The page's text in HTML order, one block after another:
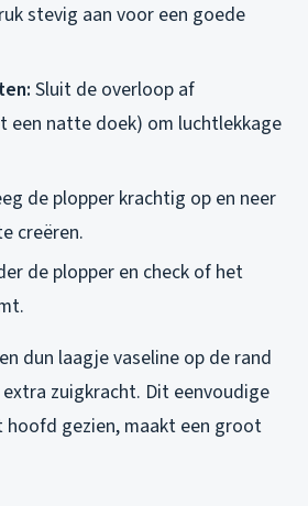
stevig aan voor een goede
Sluit de overloop af
een natte doek) om luchtlekkage
de plopper krachtig op en neer
creëren.
de plopper en check of het
dun laagje vaseline op de rand
zuigkracht. Dit eenvoudige
hoofd gezien, maakt een groot